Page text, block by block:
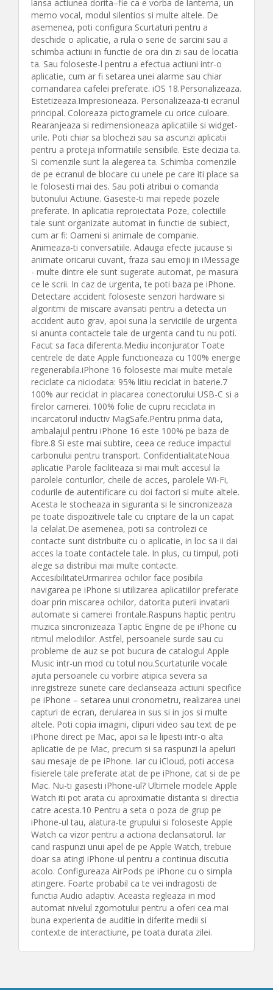
lansa actiunea dorita–fie ca e vorba de lanterna, un
memo vocal, modul silentios si multe altele. De
asemenea, poti configura Scurtaturi pentru a
deschide o aplicatie, a rula o serie de sarcini sau a
schimba actiuni in functie de ora din zi sau de locatia
ta. Sau foloseste-l pentru a efectua actiuni intr-o
aplicatie, cum ar fi setarea unei alarme sau chiar
comandarea cafelei preferate. iOS 18.Personalizeaza.
Estetizeaza.Impresioneaza. Personalizeaza-ti ecranul
principal. Coloreaza pictogramele cu orice culoare.
Rearanjeaza si redimensioneaza aplicatiile si widget-
urile. Poti chiar sa blochezi sau sa ascunzi aplicatii
pentru a proteja informatiile sensibile. Este decizia ta.
Si comenzile sunt la alegerea ta. Schimba comenzile
de pe ecranul de blocare cu unele pe care iti place sa
le folosesti mai des. Sau poti atribui o comanda
butonului Actiune. Gaseste-ti mai repede pozele
preferate. In aplicatia reproiectata Poze, colectiile
tale sunt organizate automat in functie de subiect,
cum ar fi: Oameni si animale de companie.
Animeaza-ti conversatiile. Adauga efecte jucause si
animate oricarui cuvant, fraza sau emoji in iMessage
- multe dintre ele sunt sugerate automat, pe masura
ce le scrii. In caz de urgenta, te poti baza pe iPhone.
Detectare accident foloseste senzori hardware si
algoritmi de miscare avansati pentru a detecta un
accident auto grav, apoi suna la serviciile de urgenta
si anunta contactele tale de urgenta cand tu nu poti.
Facut sa faca diferenta.Mediu inconjurator Toate
centrele de date Apple functioneaza cu 100% energie
regenerabila.iPhone 16 foloseste mai multe metale
reciclate ca niciodata: 95% litiu reciclat in baterie.7
100% aur reciclat in placarea conectorului USB-C si a
firelor camerei. 100% folie de cupru reciclata in
incarcatorul inductiv MagSafe.Pentru prima data,
ambalajul pentru iPhone 16 este 100% pe baza de
fibre.8 Si este mai subtire, ceea ce reduce impactul
carbonului pentru transport. ConfidentialitateNoua
aplicatie Parole faciliteaza si mai mult accesul la
parolele conturilor, cheile de acces, parolele Wi‑Fi,
codurile de autentificare cu doi factori si multe altele.
Acesta le stocheaza in siguranta si le sincronizeaza
pe toate dispozitivele tale cu criptare de la un capat
la celalat.De asemenea, poti sa controlezi ce
contacte sunt distribuite cu o aplicatie, in loc sa ii dai
acces la toate contactele tale. In plus, cu timpul, poti
alege sa distribui mai multe contacte.
AccesibilitateUrmarirea ochilor face posibila
navigarea pe iPhone si utilizarea aplicatiilor preferate
doar prin miscarea ochilor, datorita puterii invatarii
automate si camerei frontale.Raspuns haptic pentru
muzica sincronizeaza Taptic Engine de pe iPhone cu
ritmul melodiilor. Astfel, persoanele surde sau cu
probleme de auz se pot bucura de catalogul Apple
Music intr-un mod cu totul nou.Scurtaturile vocale
ajuta persoanele cu vorbire atipica severa sa
inregistreze sunete care declanseaza actiuni specifice
pe iPhone – setarea unui cronometru, realizarea unei
capturi de ecran, derularea in sus si in jos si multe
altele. Poti copia imagini, clipuri video sau text de pe
iPhone direct pe Mac, apoi sa le lipesti intr-o alta
aplicatie de pe Mac, precum si sa raspunzi la apeluri
sau mesaje de pe iPhone. Iar cu iCloud, poti accesa
fisierele tale preferate atat de pe iPhone, cat si de pe
Mac. Nu-ti gasesti iPhone-ul? Ultimele modele Apple
Watch iti pot arata cu aproximatie distanta si directia
catre acesta.10 Pentru a seta o poza de grup pe
iPhone-ul tau, alatura-te grupului si foloseste Apple
Watch ca vizor pentru a actiona declansatorul. Iar
cand raspunzi unui apel de pe Apple Watch, trebuie
doar sa atingi iPhone-ul pentru a continua discutia
acolo. Configureaza AirPods pe iPhone cu o simpla
atingere. Foarte probabil ca te vei indragosti de
functia Audio adaptiv. Aceasta regleaza in mod
automat nivelul zgomotului pentru a oferi cea mai
buna experienta de auditie in diferite medii si
contexte de interactiune, pe toata durata zilei.